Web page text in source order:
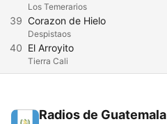
Los Temerarios
39 Corazon de Hielo
Despistaos
40 El Arroyito
Tierra Cali
Radios de Guatemala